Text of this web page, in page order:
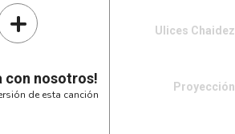
A
sientas,
+
con nosotros!
de esta canción
Ulices Chaidez
Proyección